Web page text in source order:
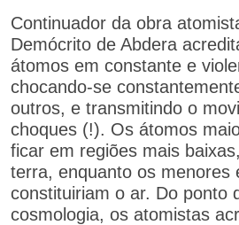
Continuador da obra
Demócrito de Abdera
átomos em constante e
chocando-se
outros, e transmitindo o
choques (!). Os átomos
ficar em regiões mais
terra, enquanto os menores
constituiriam o ar. Do ponto
cosmologia, os atomistas